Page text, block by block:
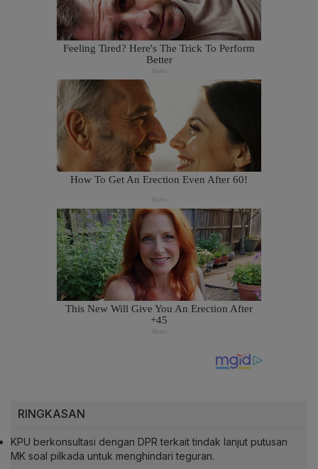
RINGKASAN
KPU berkonsultasi dengan DPR terkait tindak lanjut putusan
MK soal pilkada untuk menghindari teguran.